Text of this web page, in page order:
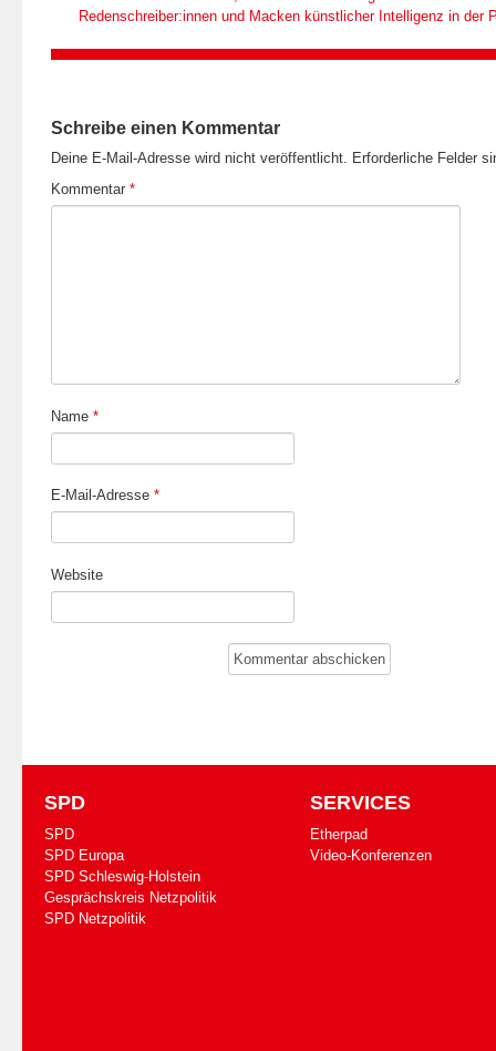
Redenschreiber:innen und Macken künstlicher Intelligenz in der
Schreibe einen Kommentar
Deine E-Mail-Adresse wird nicht veröffentlicht. Erforderliche Felder
Kommentar *
Name *
E-Mail-Adresse *
Website
SPD
SPD
SPD Europa
SPD Schleswig-Holstein
Gesprächskreis Netzpolitik
SPD Netzpolitik
SERVICES
Etherpad
Video-Konferenzen